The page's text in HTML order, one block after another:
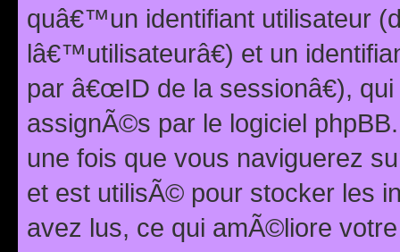
quâ€™un identifiant utilisateur
lâ€™utilisateurâ€) et un
par â€œID de la sessionâ€),
assignÃ©s par le logiciel
une fois que vous naviguerez
et est utilisÃ© pour stocker les
avez lus, ce qui amÃ©liore